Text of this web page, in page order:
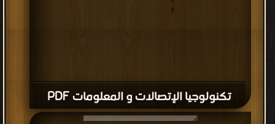
تكنولوجيا الإتصالات و المعلومات PDF